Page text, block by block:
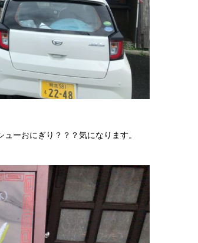
ーおにぎり？？？気になります。